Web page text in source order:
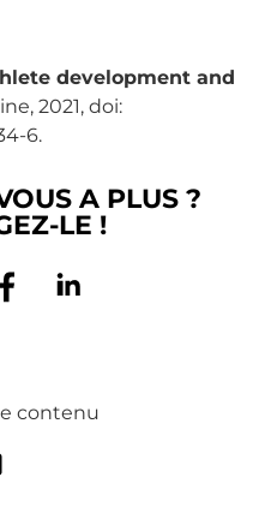
development and
2021, doi:
6.
A PLUS ?
LE !
contenu